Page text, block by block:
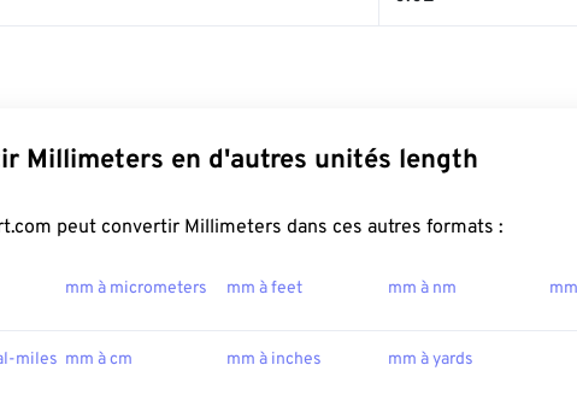
Millimeters en d'autres unités length
peut convertir Millimeters dans ces autres formats :
mm à micrometers mm à feet mm à nm
miles mm à cm mm à inches mm à yards